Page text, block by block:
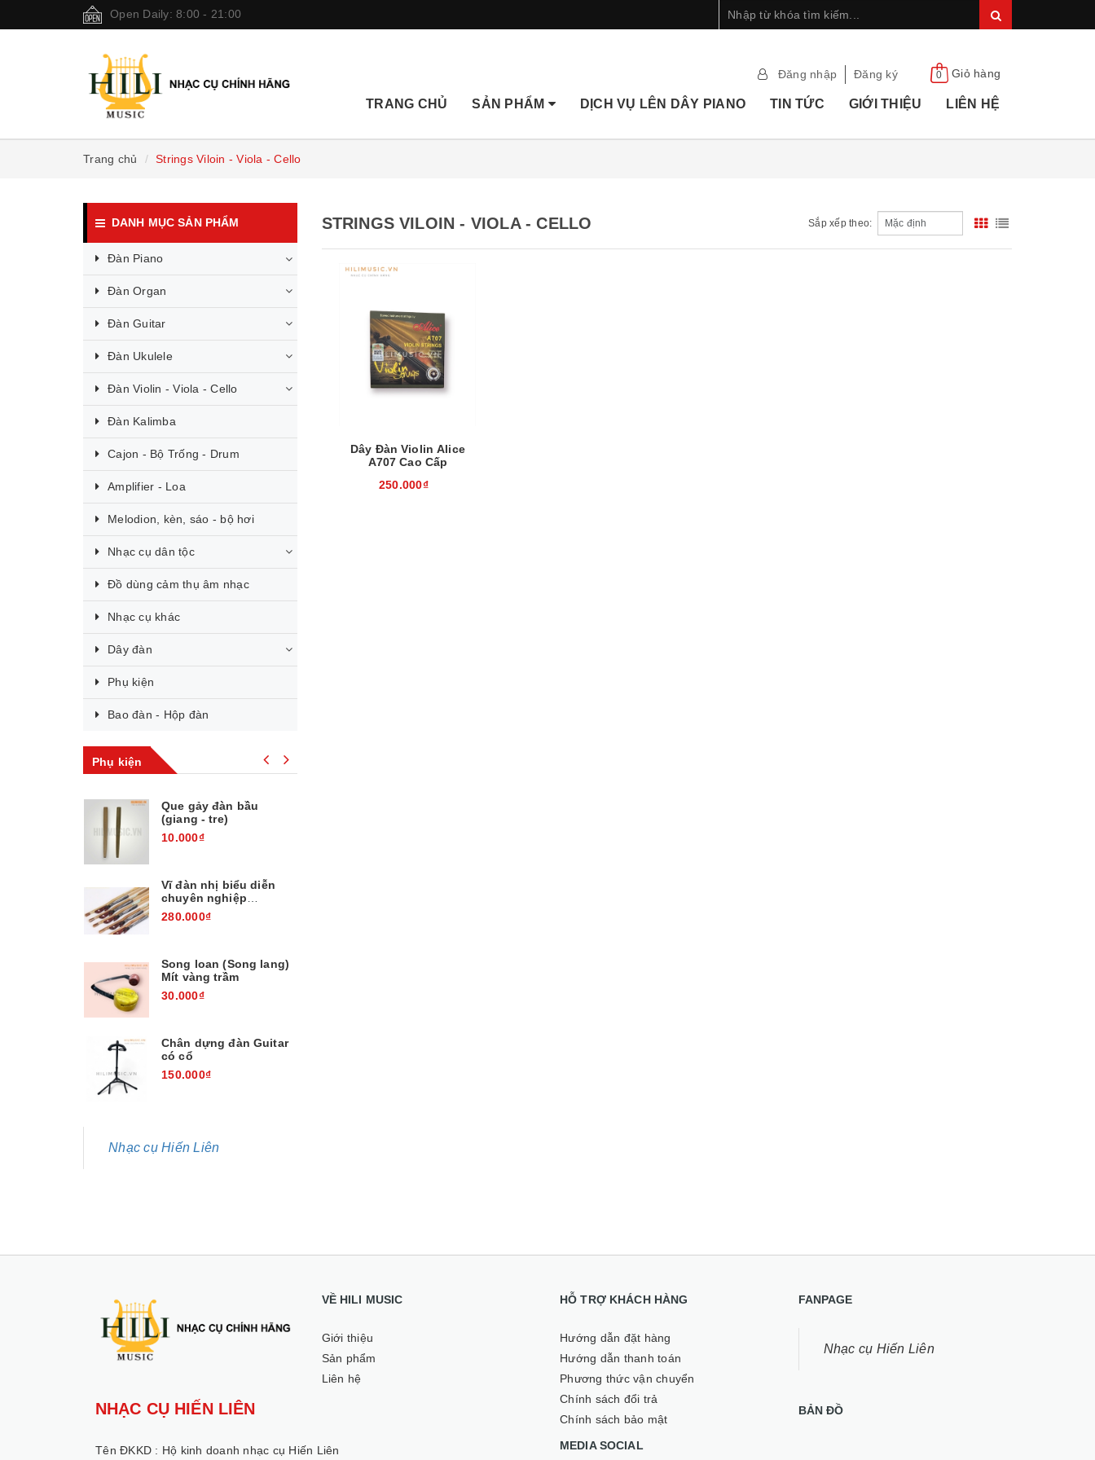
Open Daily: 8:00 - 21:00
Đăng nhập Đăng ký 0 Giỏ hàng
TRANG CHỦ SẢN PHẨM DỊCH VỤ LÊN DÂY PIANO TIN TỨC GIỚI THIỆU LIÊN HỆ
Trang chủ Strings Viloin - Viola - Cello
STRINGS VILOIN - VIOLA - CELLO Sắp xếp theo:
Dây Đàn Violin Alice
A707 Cao Cấp
250.000₫
DANH MỤC SẢN PHẨM
Đàn Piano
Đàn Organ
Đàn Guitar
Đàn Ukulele
Đàn Violin - Viola - Cello
Đàn Kalimba
Cajon - Bộ Trống - Drum
Amplifier - Loa
Melodion, kèn, sáo - bộ hơi
Nhạc cụ dân tộc
Đồ dùng cảm thụ âm nhạc
Nhạc cụ khác
Dây đàn
Phụ kiện
Bao đàn - Hộp đàn
Phụ kiện
Que gảy đàn bầu
(giang - tre)
10.000₫
Vĩ đàn nhị biểu diễn
chuyên nghiệp
EH260310
280.000₫
Song loan (Song lang)
Mít vàng trầm
30.000₫
Chân dựng đàn Guitar
có cổ
150.000₫
Nhạc cụ Hiến Liên
VỀ HILI MUSIC
Giới thiệu
Sản phẩm
Liên hệ
NHẠC CỤ HIẾN LIÊN
Tên ĐKKD : Hộ kinh doanh nhạc cụ Hiến Liên
HỖ TRỢ KHÁCH HÀNG
Hướng dẫn đặt hàng
Hướng dẫn thanh toán
Phương thức vận chuyển
Chính sách đổi trả
Chính sách bảo mật
MEDIA SOCIAL
FANPAGE
Nhạc cụ Hiến Liên
BẢN ĐỒ